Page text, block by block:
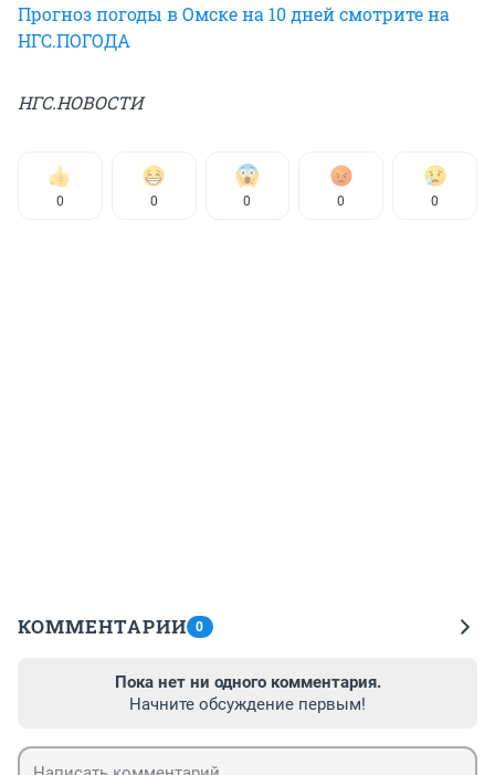
Прогноз погоды в Омске на 10 дней смотрите на
НГС.ПОГОДА
НГС.НОВОСТИ
0 0 0 0 0
КОММЕНТАРИИ 0
Пока нет ни одного комментария.
Начните обсуждение первым!